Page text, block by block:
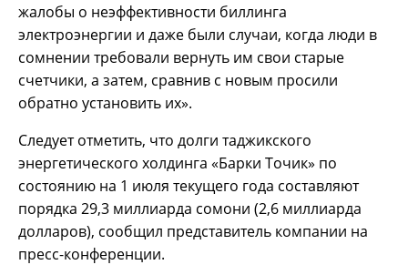
жалобы о неэффективности биллинга
электроэнергии и даже были случаи, когда люди в
сомнении требовали вернуть им свои старые
счетчики, а затем, сравнив с новым просили
обратно установить их».
Следует отметить, что долги таджикского
энергетического холдинга «Барки Точик» по
состоянию на 1 июля текущего года составляют
порядка 29,3 миллиарда сомони (2,6 миллиарда
долларов), сообщил представитель компании на
пресс-конференции.